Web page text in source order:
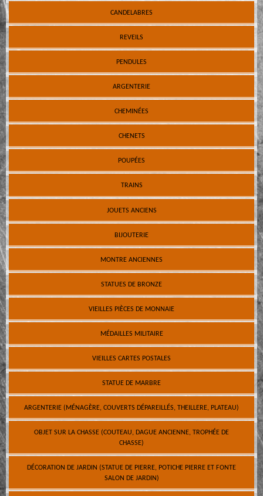
CANDELABRES
REVEILS
PENDULES
ARGENTERIE
CHEMINÉES
CHENETS
POUPÉES
TRAINS
JOUETS ANCIENS
BIJOUTERIE
MONTRE ANCIENNES
STATUES DE BRONZE
VIEILLES PIÈCES DE MONNAIE
MÉDAILLES MILITAIRE
VIEILLES CARTES POSTALES
STATUE DE MARBRE
ARGENTERIE (MÉNAGÈRE, COUVERTS DÉPAREILLÉS, THEILLERE, PLATEAU)
OBJET SUR LA CHASSE (COUTEAU, DAGUE ANCIENNE, TROPHÉE DE
CHASSE)
DÉCORATION DE JARDIN (STATUE DE PIERRE, POTICHE PIERRE ET FONTE
SALON DE JARDIN)